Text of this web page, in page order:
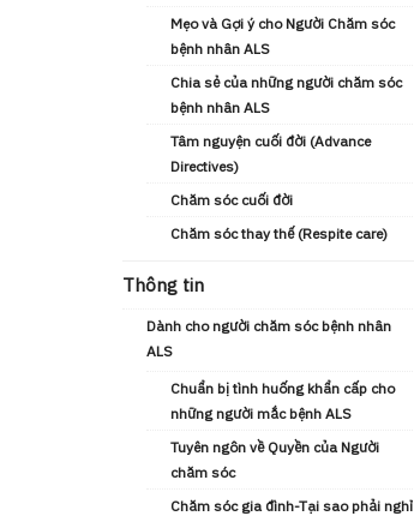
Mẹo và Gợi ý cho Người Chăm sóc
bệnh nhân ALS
Chia sẻ của những người chăm sóc
bệnh nhân ALS
Tâm nguyện cuối đời (Advance
Directives)
Chăm sóc cuối đời
Chăm sóc thay thế (Respite care)
Thông tin
Dành cho người chăm sóc bệnh nhân
ALS
Chuẩn bị tình huống khẩn cấp cho
những người mắc bệnh ALS
Tuyên ngôn về Quyền của Người
chăm sóc
Chăm sóc gia đình-Tại sao phải nghỉ